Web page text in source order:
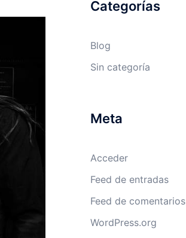
Categorías
Blog
Sin categoría
Meta
Acceder
Feed de entradas
Feed de comentarios
WordPress.org